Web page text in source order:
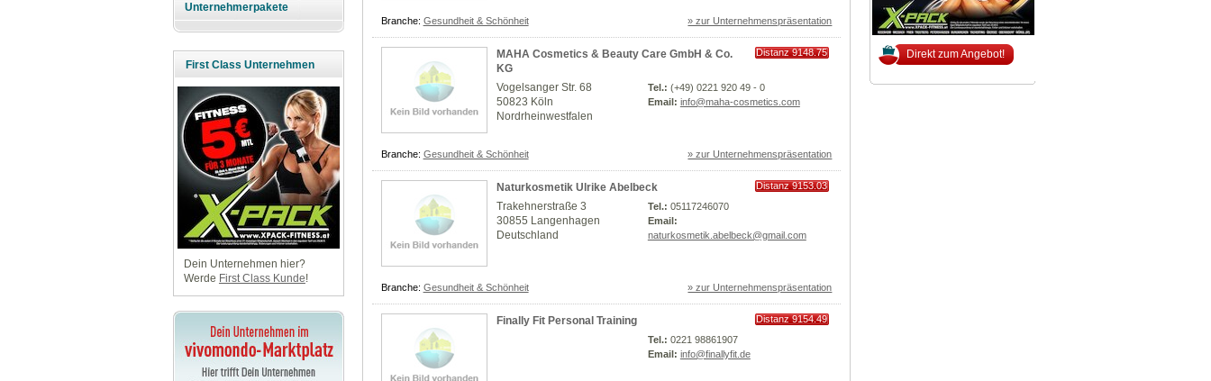
Unternehmerpakete
First Class Unternehmen
Dein Unternehmen hier?
Werde First Class Kunde!
Branche: Gesundheit & Schönheit » zur Unternehmenspräsentation
MAHA Cosmetics & Beauty Care GmbH & Co.
KG
Distanz 9148.75
Vogelsanger Str. 68
50823 Köln
Nordrheinwestfalen
Tel.: (+49) 0221 920 49 - 0
Email: info@maha-cosmetics.com
Branche: Gesundheit & Schönheit » zur Unternehmenspräsentation
Naturkosmetik Ulrike Abelbeck
Distanz 9153.03
Trakehnerstraße 3
30855 Langenhagen
Deutschland
Tel.: 05117246070
Email:
naturkosmetik.abelbeck@gmail.com
Branche: Gesundheit & Schönheit » zur Unternehmenspräsentation
Finally Fit Personal Training
Distanz 9154.49
Tel.: 0221 98861907
Email: info@finallyfit.de
Direkt zum Angebot!